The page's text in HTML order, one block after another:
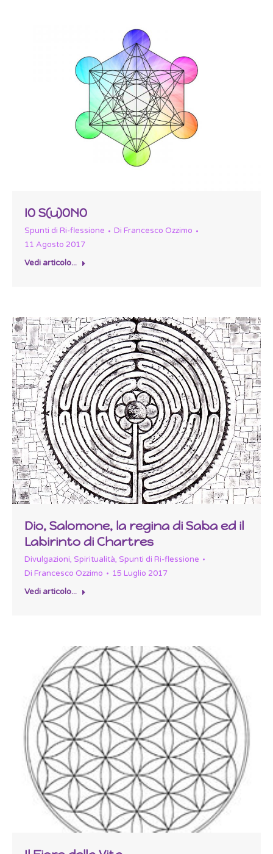
IO S(u)ONO
Spunti di Ri-flessione Di Francesco Ozzimo
11 Agosto 2017
Vedi articolo...
Dio, Salomone, la regina di Saba ed il
Labirinto di Chartres
Divulgazioni, Spiritualità, Spunti di Ri-flessione
Di Francesco Ozzimo
15 Luglio 2017
Vedi articolo...